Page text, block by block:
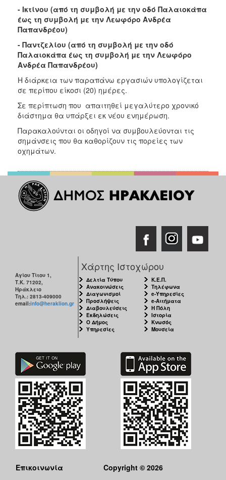
- Ικτίνου (από τη συμβολή με την οδό Παλαιοκάπα
έως τη συμβολή με την Λεωφόρο Ανδρέα
Παπανδρέου)
- Παντζελίου (από τη συμβολή με την οδό
Παλαιοκάπα έως τη συμβολή με την Λεωφόρο
Ανδρέα Παπανδρέου)
Η διάρκεια των παραπάνω εργασιών υπολογίζεται
σε περίπου είκοσι (20) ημέρες.
Σε περίπτωση που απαιτηθεί μεγαλύτερο χρονικό
διάστημα θα υπάρξει εκ νέου ενημέρωση.
Παρακαλούνται οι οδηγοί να συμβουλεύονται τις
σημάνσεις που θα καθορίζουν τις πορείες των
οχημάτων.
Αγίου Τίτου 1,
Τ.Κ. 71202,
Ηράκλειο
Τηλ.: 2813-409000
email:info@heraklion.gr
Χάρτης Ιστοχώρου
Δελτία Τύπου
Ανακοινώσεις
Διαγωνισμοί
Προσλήψεις
Διαβουλεύσεις
Εκδηλώσεις
Ο Δήμος
Υπηρεσίες
Κ.Ε.Π.
Τηλέφωνα
e-Υπηρεσίες
e-Αιτήματα
Η Πόλη
Ιστορία
Κνωσός
Μουσεία
Επικοινωνία Copyright © 2026